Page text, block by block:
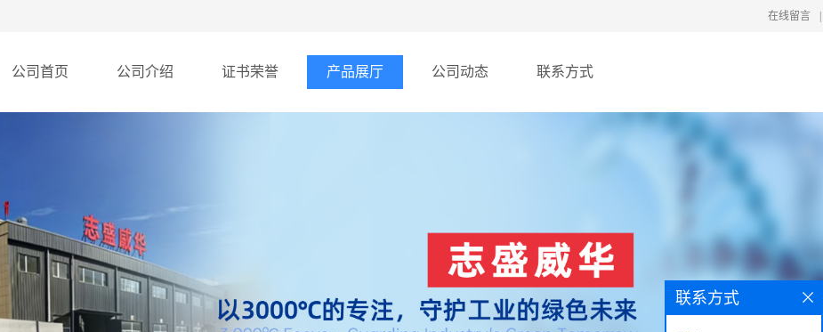
在线留言
公司首页 公司介绍 证书荣誉 产品展厅 公司动态 联系方式
联系方式